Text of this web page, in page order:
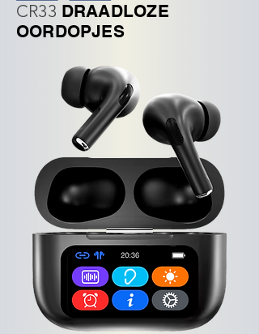
CR33 DRAADLOZE
OORDOPJES